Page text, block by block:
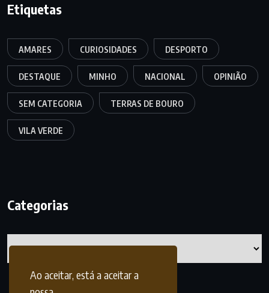
Ao aceitar, está a aceitar a
Etiquetas
AMARES CURIOSIDADES DESPORTO
DESTAQUE MINHO NACIONAL OPINIÃO
SEM CATEGORIA TERRAS DE BOURO
VILA VERDE
Categorias